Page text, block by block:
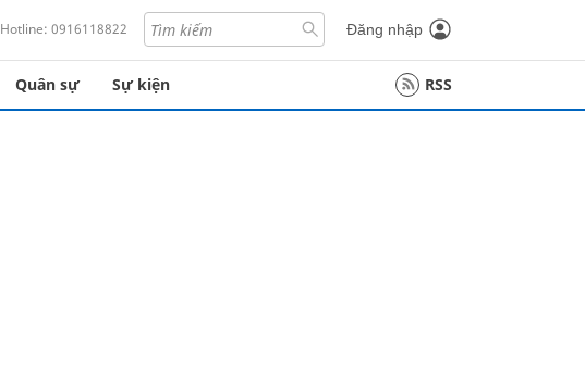
Hotline: 0916118822 Đăng nhập
Quân sự Sự kiện RSS